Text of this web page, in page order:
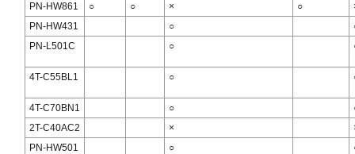
PN-HW861
○ ○ × ○
PN-HW431
○
PN-L501C
○
4T-C55BL1 ○
4T-C70BN1 ○
2T-C40AC2
×
PN-HW501
○